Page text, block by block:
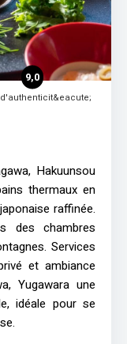
9,0
Hakuunsou
thermaux en
raffinée.
des chambres
Services
et ambiance
Yugawara une
idéale pour se